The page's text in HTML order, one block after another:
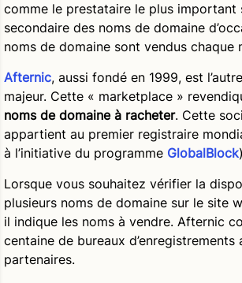
comme le prestataire le plus important
secondaire des noms de domaine
noms de domaine sont vendus chaque
Afternic, aussi fondé en 1999, est
majeur. Cette « marketplace »
noms de domaine à racheter. Cette
appartient au premier registraire
à l’initiative du programme GlobalBlock
Lorsque vous souhaitez vérifier la
plusieurs noms de domaine sur le site
il indique les noms à vendre. Afternic
centaine de bureaux d’enregistrements
partenaires.